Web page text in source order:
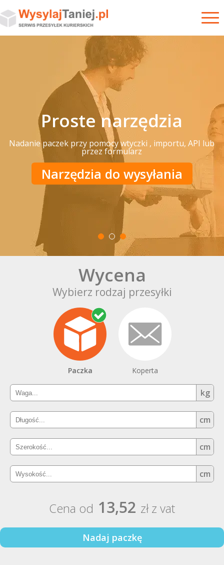
Proste narzędzia
Nadanie paczek przy pomocywtyczki , importu, API lub
przez formularz
Narzędzia do wysyłania
Wycena
Wybierz rodzaj przesyłki
Paczka Koperta
kg
cm
cm
cm
Cena od 13,52 zł z vat
Nadaj paczkę